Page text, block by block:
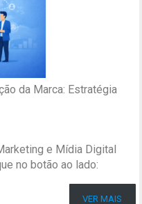
da Marca: Estratégia
e Mídia Digital
no botão ao lado:
VER MAIS